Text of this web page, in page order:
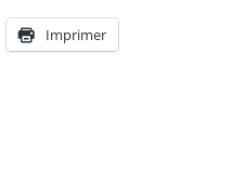
Imprimer